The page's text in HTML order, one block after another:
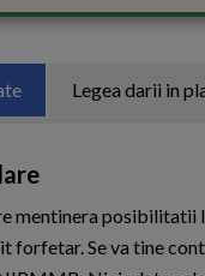
Legea darii in
mentinera posibilitatii
forfetar. Se va tine